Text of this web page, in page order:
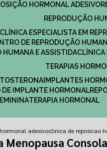
HORMONAL ADESIVO
REPRODUÇÃO
CLÍNICA ESPECIALISTA EM
DE REPRODUÇÃO
HUMANA E ASSISTIDA
TERAPIAS
IMPLANTES
DE IMPLANTE HORMONAL
TERAPIA HORMONAL
adesivoclinica de reposicao